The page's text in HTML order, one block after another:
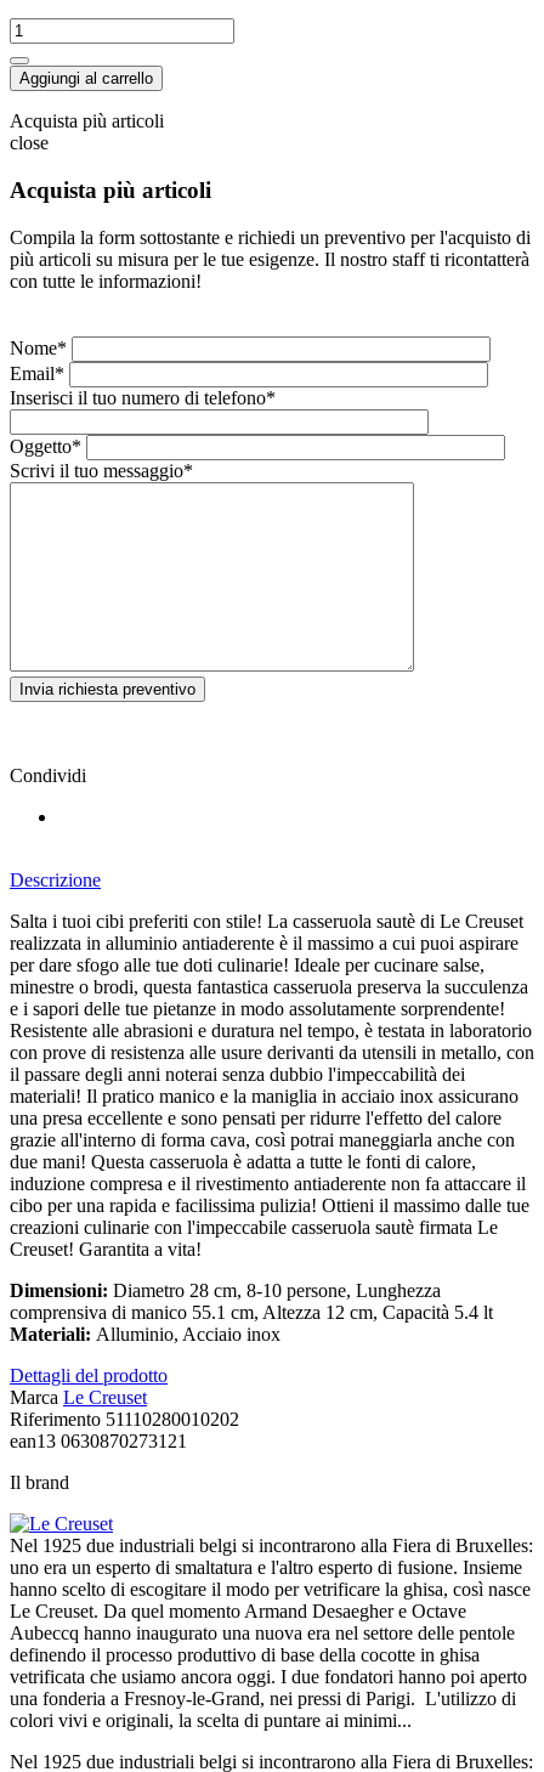
Aggiungi al carrello
Acquista più articoli
close
Acquista più articoli
Compila la form sottostante e richiedi un preventivo per l'acquisto di
più articoli su misura per le tue esigenze. Il nostro staff ti ricontatterà
con tutte le informazioni!
Nome*
Email*
Inserisci il tuo numero di telefono*
Oggetto*
Scrivi il tuo messaggio*
Condividi
Descrizione
Salta i tuoi cibi preferiti con stile! La casseruola sautè di Le Creuset
realizzata in alluminio antiaderente è il massimo a cui puoi aspirare
per dare sfogo alle tue doti culinarie! Ideale per cucinare salse,
minestre o brodi, questa fantastica casseruola preserva la succulenza
e i sapori delle tue pietanze in modo assolutamente sorprendente!
Resistente alle abrasioni e duratura nel tempo, è testata in laboratorio
con prove di resistenza alle usure derivanti da utensili in metallo, con
il passare degli anni noterai senza dubbio l'impeccabilità dei
materiali! Il pratico manico e la maniglia in acciaio inox assicurano
una presa eccellente e sono pensati per ridurre l'effetto del calore
grazie all'interno di forma cava, così potrai maneggiarla anche con
due mani! Questa casseruola è adatta a tutte le fonti di calore,
induzione compresa e il rivestimento antiaderente non fa attaccare il
cibo per una rapida e facilissima pulizia! Ottieni il massimo dalle tue
creazioni culinarie con l'impeccabile casseruola sautè firmata Le
Creuset! Garantita a vita!
Dimensioni: Diametro 28 cm, 8-10 persone, Lunghezza
comprensiva di manico 55.1 cm, Altezza 12 cm, Capacità 5.4 lt
Materiali: Alluminio, Acciaio inox
Dettagli del prodotto
Marca Le Creuset
Riferimento 51110280010202
ean13 0630870273121
Il brand
Nel 1925 due industriali belgi si incontrarono alla Fiera di Bruxelles:
uno era un esperto di smaltatura e l'altro esperto di fusione. Insieme
hanno scelto di escogitare il modo per vetrificare la ghisa, così nasce
Le Creuset. Da quel momento Armand Desaegher e Octave
Aubeccq hanno inaugurato una nuova era nel settore delle pentole
definendo il processo produttivo di base della cocotte in ghisa
vetrificata che usiamo ancora oggi. I due fondatori hanno poi aperto
una fonderia a Fresnoy-le-Grand, nei pressi di Parigi. L'utilizzo di
colori vivi e originali, la scelta di puntare ai minimi...
Nel 1925 due industriali belgi si incontrarono alla Fiera di Bruxelles: